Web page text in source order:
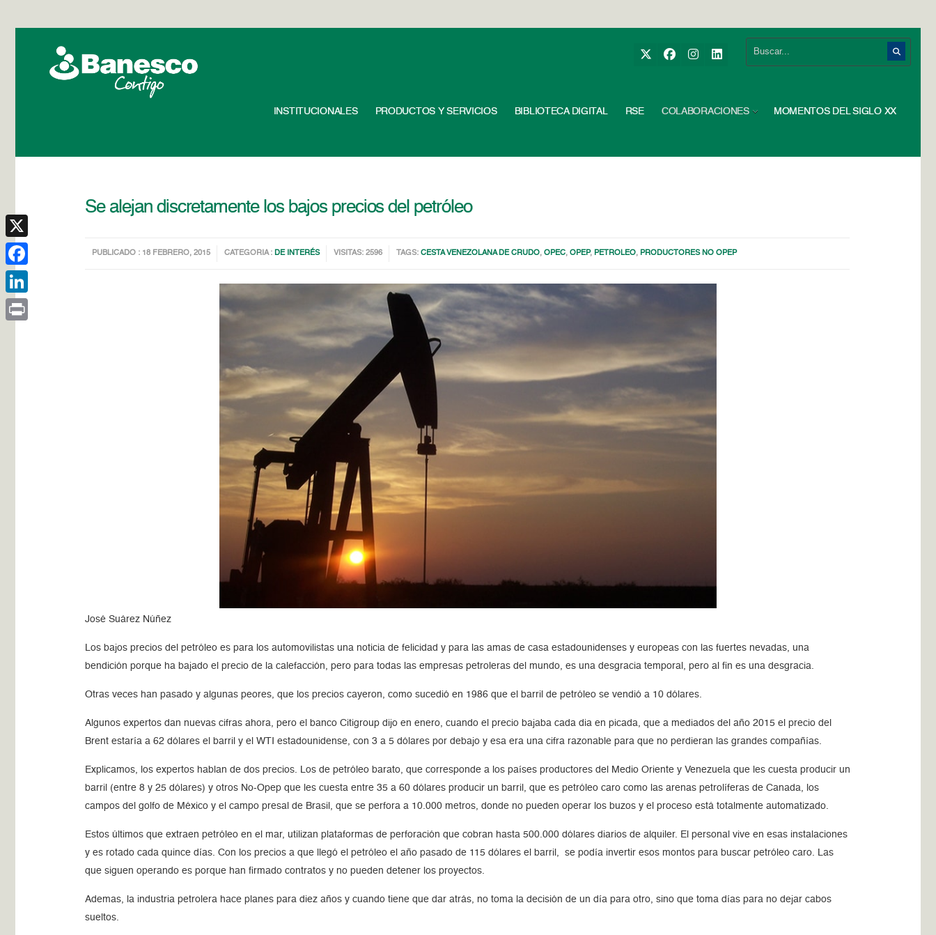
INSTITUCIONALES PRODUCTOS Y SERVICIOS BIBLIOTECA DIGITAL RSE COLABORACIONES MOMENTOS DEL SIGLO XX
Se alejan discretamente los bajos precios del petróleo
PUBLICADO : 18 FEBRERO, 2015 CATEGORIA : DE INTERÉS VISITAS: 2596 TAGS:CESTA VENEZOLANA DE CRUDO,OPEC,OPEP, PETROLEO, PRODUCTORES NO OPEP
José Suárez Núñez
Los bajos precios del petróleo es para los automovilistas una noticia de felicidad y para las amas de casa estadounidenses y europeas con las fuertes nevadas, una
bendición porque ha bajado el precio de la calefacción, pero para todas las empresas petroleras del mundo, es una desgracia temporal, pero al fin es una desgracia.
Otras veces han pasado y algunas peores, que los precios cayeron, como sucedió en 1986 que el barril de petróleo se vendió a 10 dólares.
Algunos expertos dan nuevas cifras ahora, pero el banco Citigroup dijo en enero, cuando el precio bajaba cada dia en picada, que a mediados del año 2015 el precio del
Brent estaría a 62 dólares el barril y el WTI estadounidense, con 3 a 5 dólares por debajo y esa era una cifra razonable para que no perdieran las grandes compañías.
Explicamos, los expertos hablan de dos precios. Los de petróleo barato, que corresponde a los países productores del Medio Oriente y Venezuela que les cuesta producir un
barril (entre 8 y 25 dólares) y otros No-Opep que les cuesta entre 35 a 60 dólares producir un barril, que es petróleo caro como las arenas petrolíferas de Canada, los
campos del golfo de México y el campo presal de Brasil, que se perfora a 10.000 metros, donde no pueden operar los buzos y el proceso está totalmente automatizado.
Estos últimos que extraen petróleo en el mar, utilizan plataformas de perforación que cobran hasta 500.000 dólares diarios de alquiler. El personal vive en esas instalaciones
y es rotado cada quince días. Con los precios a que llegó el petróleo el año pasado de 115 dólares el barril, se podía invertir esos montos para buscar petróleo caro. Las
que siguen operando es porque han firmado contratos y no pueden detener los proyectos.
Ademas, la industria petrolera hace planes para diez años y cuando tiene que dar atrás, no toma la decisión de un día para otro, sino que toma días para no dejar cabos
sueltos.
X
Facebook
LinkedIn